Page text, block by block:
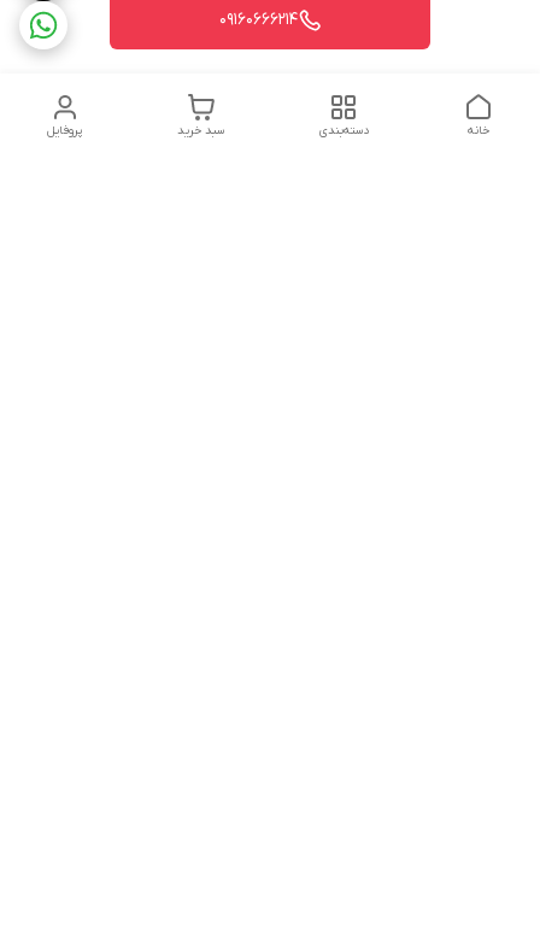
09160666214
پروفایل سبد خرید دسته‌بندی خانه